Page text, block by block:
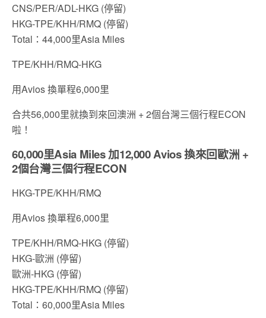
CNS/PER/ADL-HKG (停留)
HKG-TPE/KHH/RMQ (停留)
Total：44,000里Asia Miles
TPE/KHH/RMQ-HKG
用Avios 換單程6,000里
合共56,000里就換到來回澳洲 + 2個台灣三個行程ECON
啦！
60,000里Asia Miles 加12,000 Avios 換來回歐洲 +
2個台灣三個行程ECON
HKG-TPE/KHH/RMQ
用Avios 換單程6,000里
TPE/KHH/RMQ-HKG (停留)
HKG-歐洲 (停留)
歐洲-HKG (停留)
HKG-TPE/KHH/RMQ (停留)
Total：60,000里Asia Miles